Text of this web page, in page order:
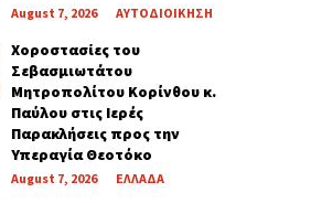
August 7, 2026 ΑΥΤΟΔΙΟΙΚΗΣΗ
Χοροστασίες του
Σεβασμιωτάτου
Μητροπολίτου Κορίνθου κ.
Παύλου στις Ιερές
Παρακλήσεις προς την
Υπεραγία Θεοτόκο
August 7, 2026 ΕΛΛΑΔΑ